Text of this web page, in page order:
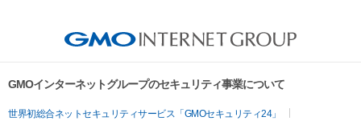
GMOインターネットグループのセキュリティ事業について
世界初総合ネットセキュリティサービス「GMOセキュリティ24」